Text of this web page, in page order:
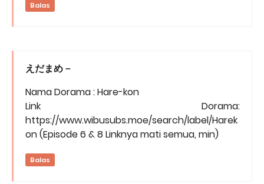
Balas
えだまめ－
Nama Dorama : Hare-kon
Link Dorama:
https://www.wibusubs.moe/search/label/Harek
on (Episode 6 & 8 Linknya mati semua, min)
Balas